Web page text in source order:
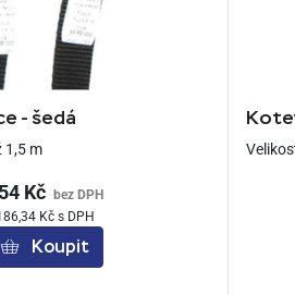
- šedá
1,5 m
Kč
bez DPH
Kč s DPH
Koupit